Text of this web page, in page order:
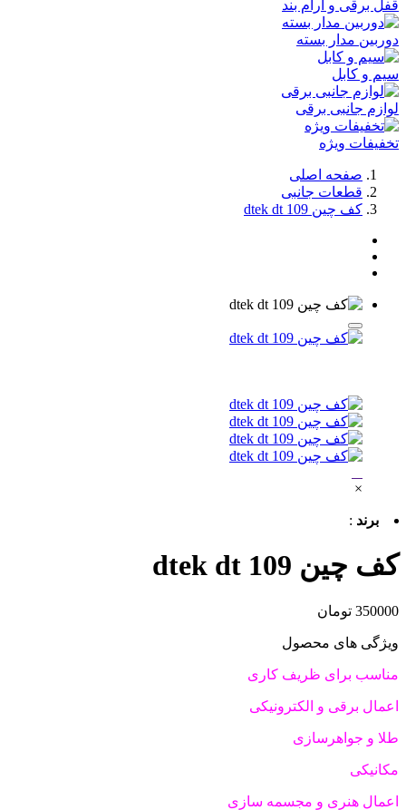
قفل برقی و آرام بند
دوربین مدار بسته
سیم و کابل
لوازم جانبی برقی
تخفیفات ویژه
صفحه اصلی
قطعات جانبی
کف چین dtek dt 109
×
برند :
کف چین dtek dt 109
350000 تومان
ویژگی های محصول
مناسب برای ظریف کاری
اعمال برقی و الکترونیکی
طلا و جواهرسازی
مکانیکی
اعمال هنری و مجسمه سازی